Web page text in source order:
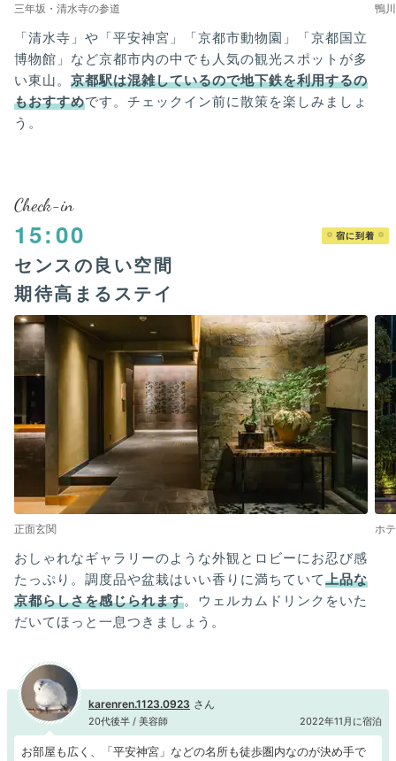
三年坂・清水寺の参道 鴨川
「清水寺」や「平安神宮」「京都市動物園」「京都国立
博物館」など京都市内の中でも人気の観光スポットが多
い東山。京都駅は混雑しているので地下鉄を利用するの
もおすすめです。チェックイン前に散策を楽しみましょ
う。
Check-in
15:00 宿に到着
センスの良い空間
期待高まるステイ
正面玄関 ホ
おしゃれなギャラリーのような外観とロビーにお忍び感
たっぷり。調度品や盆栽はいい香りに満ちていて上品な
京都らしさを感じられます。ウェルカムドリンクをいた
だいてほっと一息つきましょう。
karenren.1123.0923
20代後半 / 美容師 2022年11月に宿泊
お部屋も広く、「平安神宮」などの名所も徒歩圏内なのが決め手で